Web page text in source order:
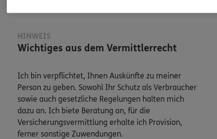
HINWEIS
Wichtiges aus dem Vermittlerrecht
Ich bin verpflichtet, Ihnen Auskünfte zu meiner
Person zu geben. Sowohl Ihr Schutz als Verbraucher
sowie auch gesetzliche Regelungen halten mich
dazu an. Ich biete Beratung an, für die
Versicherungsvermittlung erhalte ich Provision,
ferner sonstige Zuwendungen.